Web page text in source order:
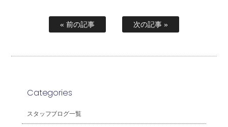
« 前の記事 次の記事 »
Categories
スタッフブログ一覧